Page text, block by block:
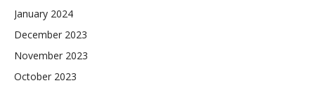
January 2024
December 2023
November 2023
October 2023